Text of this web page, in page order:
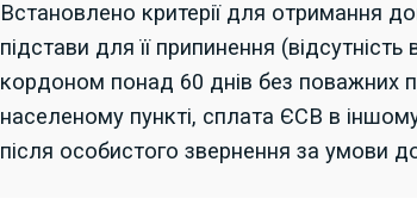
Встановлено критерії для отримання
підстави для її припинення
кордоном понад 60 днів без поважних
населеному пункті, сплата ЄСВ в
після особистого звернення за умови